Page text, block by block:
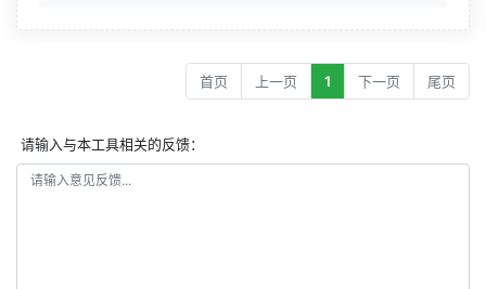
首页 上一页 1 下一页 尾页
请输入与本工具相关的反馈：